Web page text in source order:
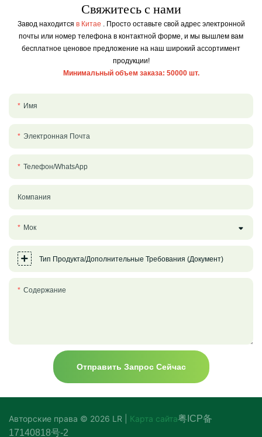
Свяжитесь с нами
Завод находится в Китае .Просто оставьте свой адрес электронной
почты или номер телефона в контактной форме, и мы вышлем вам
бесплатное ценовое предложение на наш широкий ассортимент
продукции!
Минимальный объем заказа: 50000 шт.
Имя
Электронная Почта
Телефон/WhatsApp
Компания
Мок
Тип Продукта/Дополнительные Требования (документ)
Содержание
Отправить Запрос Сейчас
Авторские права © 2026 LR | Карта сайта粤ICP备
17140818号-2